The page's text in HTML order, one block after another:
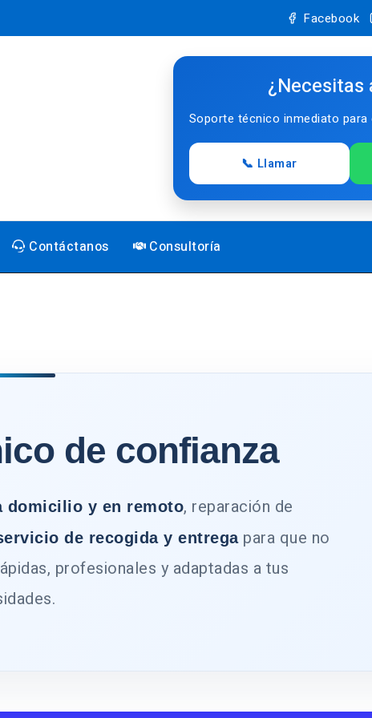
Facebook
¿Necesitas
Soporte técnico inmediato
📞 Llamar
Contáctanos Consultoría
de confianza
domicilio y en remoto, reparación de
de recogida y entregapara que no
profesionales y adaptadas a tus